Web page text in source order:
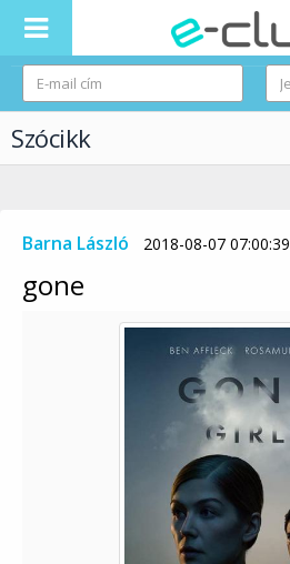
Szócikk
Barna László 2018-08-07 07:00:39
gone